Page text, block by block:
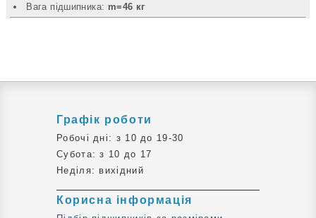
Вага підшипника: m=46 кг
Графік роботи
Робочі дні: з 10 до 19-30
Субота: з 10 до 17
Неділя: вихідний
Корисна інформація